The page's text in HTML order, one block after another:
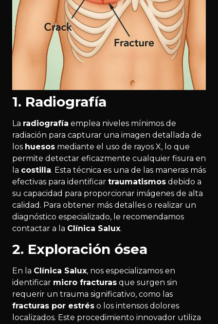
1. Radiografía
La radiografía emplea niveles mínimos de
radiación para capturar una imagen detallada de
los huesos mediante el uso de rayos X, lo que
permite detectar eficazmente cualquier fisura en
la costilla. Esta técnica es una de las maneras más
efectivas para identificar traumatismos debido a
su capacidad para proporcionar imágenes de alta
calidad. Para obtener más detalles o realizar un
diagnóstico especializado, le recomendamos
contactar a la Clínica Salux.
2. Exploración ósea
En la Clínica Salux, nos especializamos en
identificar micro fracturas que surgen sin
requerir un trauma significativo, como las
fracturas por estrés o los intensos dolores
localizados. Este procedimiento innovador utiliza